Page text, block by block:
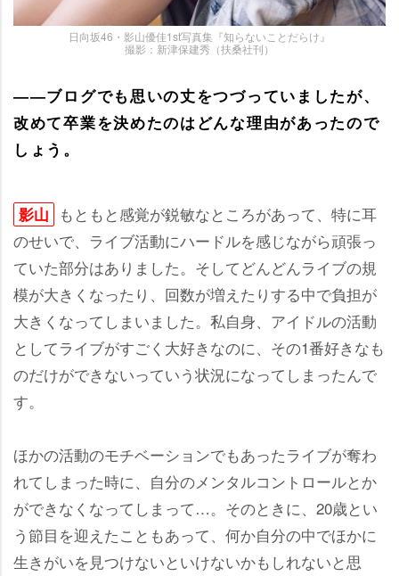
日向坂46・影山優佳1st写真集『知らないことだらけ』
撮影：新津保建秀（扶桑社刊）
――ブログでも思いの丈をつづっていましたが、
改めて卒業を決めたのはどんな理由があったので
しょう。
影山
もともと感覚が鋭敏なところがあって、特に耳
のせいで、ライブ活動にハードルを感じながら頑張っ
ていた部分はありました。そしてどんどんライブの規
模が大きくなったり、回数が増えたりする中で負担が
大きくなってしまいました。私自身、アイドルの活動
としてライブがすごく大好きなのに、その1番好きなも
のだけができないっていう状況になってしまったんで
す。
ほかの活動のモチベーションでもあったライブが奪わ
れてしまった時に、自分のメンタルコントロールとか
ができなくなってしまって…。そのときに、20歳とい
う節目を迎えたこともあって、何か自分の中でほかに
生きがいを見つけないといけないかもしれないと思